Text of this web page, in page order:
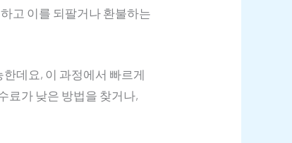
고 이를 되팔거나 환불하는
데요, 이 과정에서 빠르게
료가 낮은 방법을 찾거나,